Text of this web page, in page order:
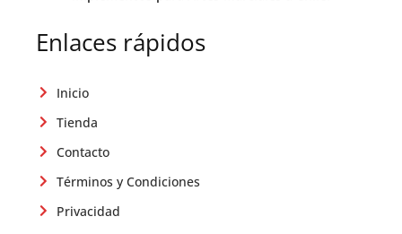
Enlaces rápidos
Inicio
Tienda
Contacto
Términos y Condiciones
Privacidad